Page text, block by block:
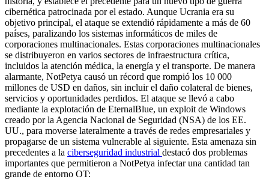
cibernética patrocinada por el estado. Aunque Ucrania era su
objetivo principal, el ataque se extendió rápidamente a más de 60
países, paralizando los sistemas informáticos de miles de
corporaciones multinacionales. Estas corporaciones multinacionales
se distribuyeron en varios sectores de infraestructura crítica,
incluidos la atención médica, la energía y el transporte. De manera
alarmante, NotPetya causó un récord que rompió los 10 000
millones de USD en daños, sin incluir el daño colateral de bienes,
servicios y oportunidades perdidos. El ataque se llevó a cabo
mediante la explotación de EternalBlue, un exploit de Windows
creado por la Agencia Nacional de Seguridad (NSA) de los EE.
UU., para moverse lateralmente a través de redes empresariales y
propagarse de un sistema vulnerable al siguiente. Esta amenaza sin
precedentes a la ciberseguridad industrial destacó dos problemas
importantes que permitieron a NotPetya infectar una cantidad tan
grande de entorno OT: